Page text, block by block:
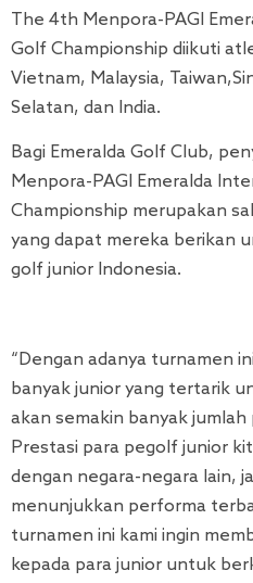
The 4th Menpora-PAGI
Golf Championship diikuti
Vietnam, Malaysia,
Selatan, dan India.
Bagi Emeralda Golf Club,
Menpora-PAGI Emeralda
Championship merupakan
yang dapat mereka berikan
golf junior Indonesia.
“Dengan adanya turnamen
banyak junior yang tertarik
akan semakin banyak
Prestasi para pegolf junior
dengan negara-negara lain,
menunjukkan performa
turnamen ini kami ingin
kepada para junior untuk